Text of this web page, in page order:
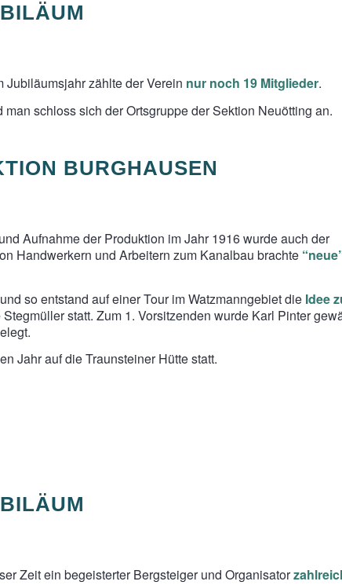
Jubiläumsjahr zählte der Verein nur noch 19 Mitglieder.
schloss sich der Ortsgruppe der Sektion Neuötting an.
BURGHAUSEN
Aufnahme der Produktion im Jahr 1916 wurde auch der
Handwerkern und Arbeitern zum Kanalbau brachte
so entstand auf einer Tour im Watzmanngebiet die Idee
statt. Zum 1. Vorsitzenden wurde Karl Pinter
Jahr auf die Traunsteiner Hütte statt.
Zeit ein begeisterter Bergsteiger und Organisator